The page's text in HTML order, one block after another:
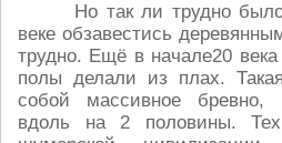
Но так ли трудно
веке обзавестись
трудно. Ещё в начале20
полы делали из плах.
собой массивное бревно,
вдоль на 2 половины.